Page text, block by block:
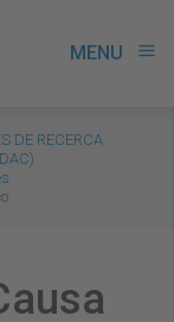
MENU menu
DE RECERCA